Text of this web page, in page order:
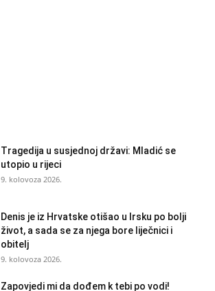
Tragedija u susjednoj državi: Mladić se
utopio u rijeci
9. kolovoza 2026.
Denis je iz Hrvatske otišao u Irsku po bolji
život, a sada se za njega bore liječnici i
obitelj
9. kolovoza 2026.
Zapovjedi mi da dođem k tebi po vodi!